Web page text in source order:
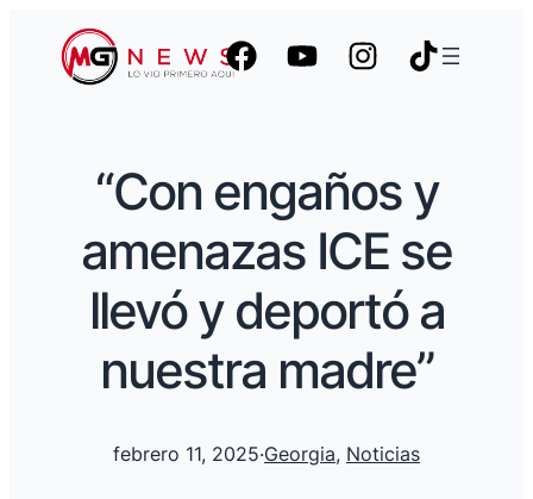
“Con engaños y
amenazas ICE se
llevó y deportó a
nuestra madre”
febrero 11, 2025·Georgia, Noticias